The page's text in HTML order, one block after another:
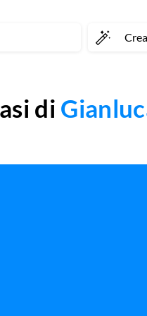
di